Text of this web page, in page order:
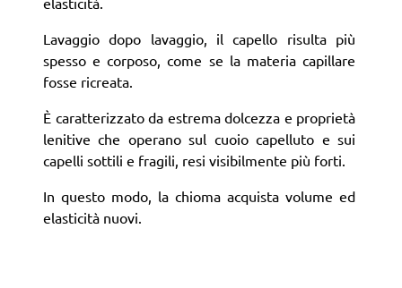
Lavaggio dopo lavaggio, il capello risulta più
spesso e corposo, come se la materia capillare
fosse ricreata.
È caratterizzato da estrema dolcezza e proprietà
lenitive che operano sul cuoio capelluto e sui
capelli sottili e fragili, resi visibilmente più forti.
In questo modo, la chioma acquista volume ed
elasticità nuovi.